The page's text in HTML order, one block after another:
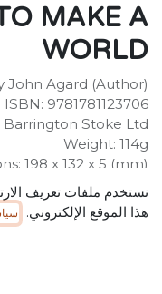
MAKE A
WORLD
John Agard (Author)
ISBN: 9781781123706
Barrington Stoke Ltd
Weight: 114g
198 x 132 x 5 (mm)
Description:
quirky story about
and her dad are just
to a halt. What can
except study the
نستخدم ملفات تعريف
هذا الموقع الإلكتروني.